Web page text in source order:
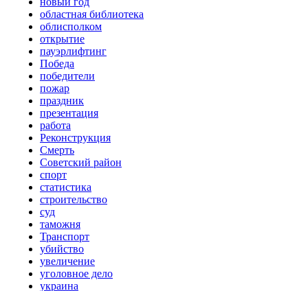
областная библиотека
облисполком
открытие
пауэрлифтинг
Победа
победители
пожар
праздник
презентация
работа
Реконструкция
Смерть
Советский район
спорт
статистика
строительство
суд
таможня
Транспорт
убийство
увеличение
уголовное дело
украина